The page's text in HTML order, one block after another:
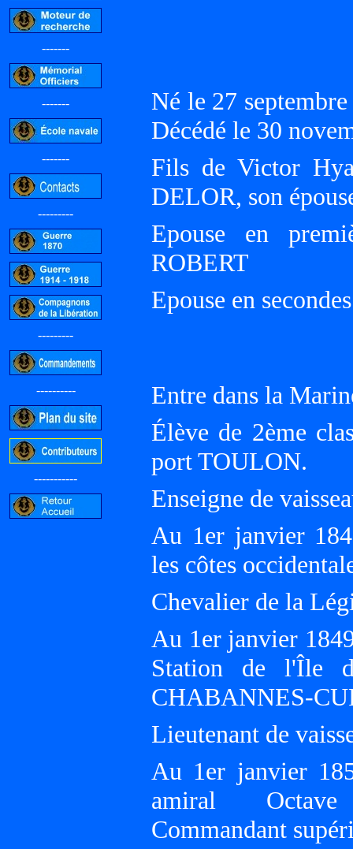
-------
-------
-------
---------
---------
----------
-----------
Né le 27
Décédé le 30
Fils de Victor
DELOR, son
Epouse en
ROBERT
Epouse en
Entre dans la
Élève de 2ème
port TOULON.
Enseigne de
Au 1er janvier
les côtes
Chevalier de la
Au 1er janvier
Station de l'Île
CHABANNES-
Lieutenant de
Au 1er janvier
amiral Octave
Commandant